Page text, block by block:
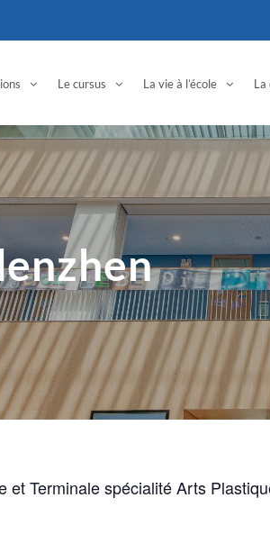
Le cursus La vie à l’école La
et Terminale spécialité Arts